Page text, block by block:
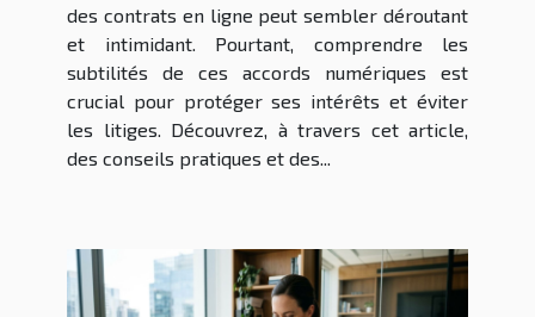
des contrats en ligne peut sembler déroutant
et intimidant. Pourtant, comprendre les
subtilités de ces accords numériques est
crucial pour protéger ses intérêts et éviter
les litiges. Découvrez, à travers cet article,
des conseils pratiques et des...